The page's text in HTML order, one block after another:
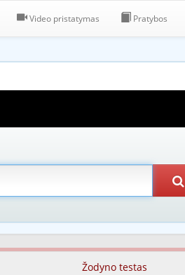
Video pristatymas Pratybos
Žodyno testas